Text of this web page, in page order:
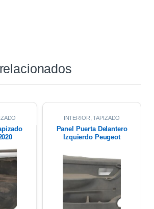
INTERIOR ,TAPIZADO
Panel Puerta Delantero
Izquierdo Peugeot